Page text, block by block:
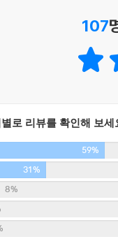
에 이끌리는 과정에
‘쳇바퀴를 굴리며’
정을 가감 없이 들려준
하는 마음이 있다.”
들리는 ‘보통의 우리들
위안을 새삼 깨닫게
럼 언어에 대한 일반
로를 잃어가고 있다
107
로 리뷰를 확인해 보세
59%
31%
8%